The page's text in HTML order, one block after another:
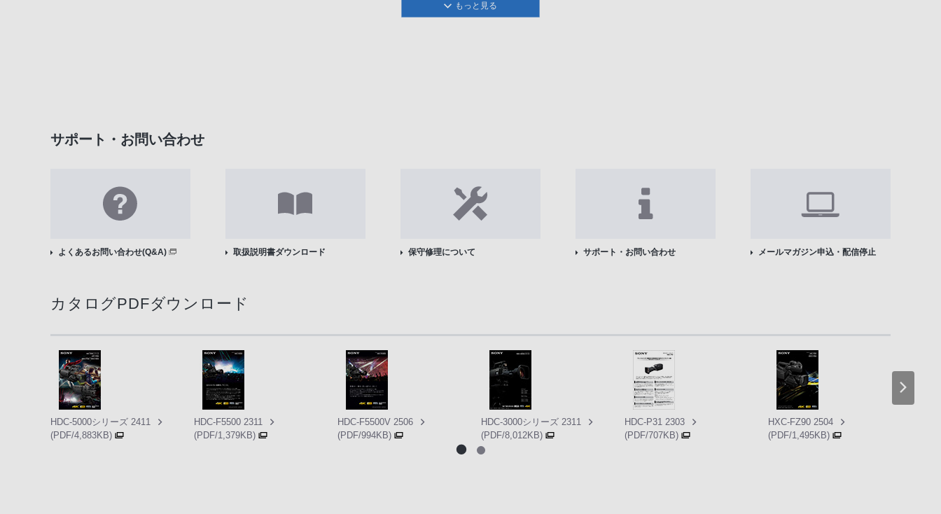
もっと見る
サポート・お問い合わせ
よくあるお問い合わせ(Q&A) 取扱説明書ダウンロード 保守修理について サポート・お問い合わせ メールマガジン申込・配信停止
カタログPDFダウンロード
HDC-5000シリーズ 2411
(PDF/4,883KB)
HDC-F5500 2311
(PDF/1,379KB)
HDC-F5500V 2506
(PDF/994KB)
HDC-3000シリーズ 2311
(PDF/8,012KB)
HDC-P31 2303
(PDF/707KB)
HXC-FZ90 2504
(PDF/1,495KB)